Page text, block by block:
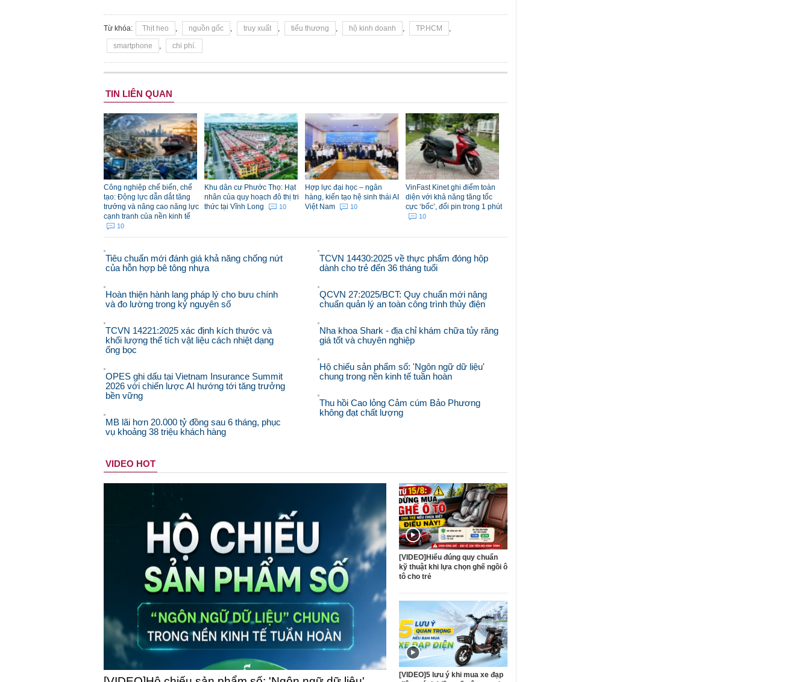
Từ khóa: Thịt heo , nguồn gốc , truy xuất , tiểu thương , hộ kinh doanh , TP.HCM ,
smartphone , chi phí.
TIN LIÊN QUAN
Công nghiệp chế biến, chế
tạo: Động lực dẫn dắt tăng
trưởng và nâng cao năng lực
cạnh tranh của nền kinh tế
10
Khu dân cư Phước Thọ: Hạt
nhân của quy hoạch đô thị tri
thức tại Vĩnh Long
10
Hợp lực đại học – ngân
hàng, kiến tạo hệ sinh thái AI
Việt Nam
10
VinFast Kinet ghi điểm toàn
diện với khả năng tăng tốc
cực ‘bốc’, đổi pin trong 1 phút
10
Tiêu chuẩn mới đánh giá khả năng chống nứt
của hỗn hợp bê tông nhựa
Hoàn thiện hành lang pháp lý cho bưu chính
và đo lường trong kỷ nguyên số
TCVN 14221:2025 xác định kích thước và
khối lượng thể tích vật liệu cách nhiệt dạng
ống bọc
OPES ghi dấu tại Vietnam Insurance Summit
2026 với chiến lược AI hướng tới tăng trưởng
bền vững
MB lãi hơn 20.000 tỷ đồng sau 6 tháng, phục
vụ khoảng 38 triệu khách hàng
TCVN 14430:2025 về thực phẩm đóng hộp
dành cho trẻ đến 36 tháng tuổi
QCVN 27:2025/BCT: Quy chuẩn mới nâng
chuẩn quản lý an toàn công trình thủy điện
Nha khoa Shark - địa chỉ khám chữa tủy răng
giá tốt và chuyên nghiệp
Hộ chiếu sản phẩm số: 'Ngôn ngữ dữ liệu'
chung trong nền kinh tế tuần hoàn
Thu hồi Cao lỏng Cảm cúm Bảo Phương
không đạt chất lượng
VIDEO HOT
[VIDEO]Hiểu đúng quy chuẩn
kỹ thuật khi lựa chọn ghế ngồi ô
tô cho trẻ
[VIDEO]5 lưu ý khi mua xe đạp